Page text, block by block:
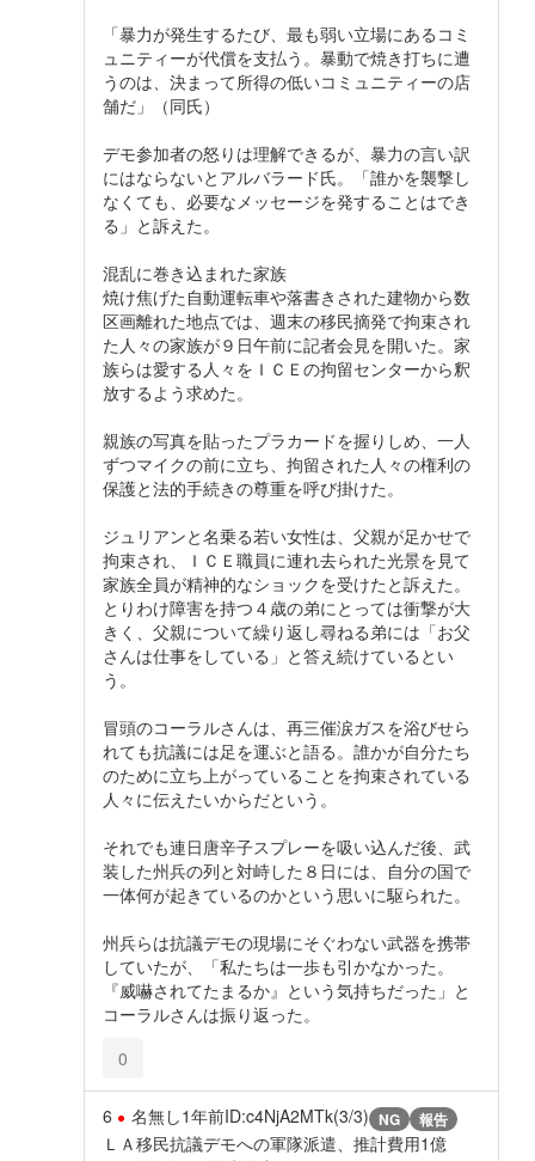
「暴力が発生するたび、最も弱い立場にあるコミ
ュニティーが代償を支払う。暴動で焼き打ちに遭
うのは、決まって所得の低いコミュニティーの店
舗だ」（同氏）
デモ参加者の怒りは理解できるが、暴力の言い訳
にはならないとアルバラード氏。「誰かを襲撃し
なくても、必要なメッセージを発することはでき
る」と訴えた。
混乱に巻き込まれた家族
焼け焦げた自動運転車や落書きされた建物から数
区画離れた地点では、週末の移民摘発で拘束され
た人々の家族が９日午前に記者会見を開いた。家
族らは愛する人々をＩＣＥの拘留センターから釈
放するよう求めた。
親族の写真を貼ったプラカードを握りしめ、一人
ずつマイクの前に立ち、拘留された人々の権利の
保護と法的手続きの尊重を呼び掛けた。
ジュリアンと名乗る若い女性は、父親が足かせで
拘束され、ＩＣＥ職員に連れ去られた光景を見て
家族全員が精神的なショックを受けたと訴えた。
とりわけ障害を持つ４歳の弟にとっては衝撃が大
きく、父親について繰り返し尋ねる弟には「お父
さんは仕事をしている」と答え続けているとい
う。
冒頭のコーラルさんは、再三催涙ガスを浴びせら
れても抗議には足を運ぶと語る。誰かが自分たち
のために立ち上がっていることを拘束されている
人々に伝えたいからだという。
それでも連日唐辛子スプレーを吸い込んだ後、武
装した州兵の列と対峙した８日には、自分の国で
一体何が起きているのかという思いに駆られた。
州兵らは抗議デモの現場にそぐわない武器を携帯
していたが、「私たちは一歩も引かなかった。
『威嚇されてたまるか』という気持ちだった」と
コーラルさんは振り返った。
0
6 名無し1年前ID:c4NjA2MTk(3/3) NG 報告
ＬＡ移民抗議デモへの軍隊派遣、推計費用1億